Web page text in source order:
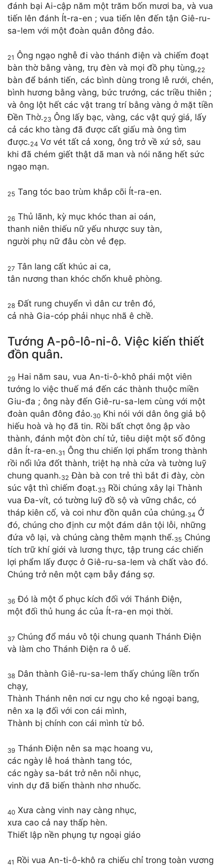
đánh bại Ai-cập năm một trăm bốn mươi ba, và vua
tiến lên đánh Ít-ra-en ; vua tiến lên đến tận Giê-ru-
sa-lem với một đoàn quân đông đảo.
21 Ông ngạo nghễ đi vào thánh điện và chiếm đoạt
bàn thờ bằng vàng, trụ đèn và mọi đồ phụ tùng,22
bàn để bánh tiến, các bình dùng trong lễ rưới, chén,
bình hương bằng vàng, bức trướng, các triều thiên ;
và ông lột hết các vật trang trí bằng vàng ở mặt tiền
Đền Thờ.23 Ông lấy bạc, vàng, các vật quý giá, lấy
cả các kho tàng đã được cất giấu mà ông tìm
được.24 Vơ vét tất cả xong, ông trở về xứ sở, sau
khi đã chém giết thật dã man và nói năng hết sức
ngạo mạn.
25 Tang tóc bao trùm khắp cõi Ít-ra-en.
26 Thủ lãnh, kỳ mục khóc than ai oán,
thanh niên thiếu nữ yếu nhược suy tàn,
người phụ nữ đâu còn vẻ đẹp.
27 Tân lang cất khúc ai ca,
tân nương than khóc chốn khuê phòng.
28 Đất rung chuyển vì dân cư trên đó,
cả nhà Gia-cóp phải nhục nhã ê chề.
Tướng A-pô-lô-ni-ô. Việc kiến thiết
đồn quân.
29 Hai năm sau, vua An-ti-ô-khô phái một viên
tướng lo việc thuế má đến các thành thuộc miền
Giu-đa ; ông này đến Giê-ru-sa-lem cùng với một
đoàn quân đông đảo.30 Khi nói với dân ông giả bộ
hiếu hoà và họ đã tin. Rồi bất chợt ông ập vào
thành, đánh một đòn chí tử, tiêu diệt một số đông
dân Ít-ra-en.31 Ông thu chiến lợi phẩm trong thành
rồi nổi lửa đốt thành, triệt hạ nhà cửa và tường luỹ
chung quanh.32 Đàn bà con trẻ thì bắt đi đày, còn
súc vật thì chiếm đoạt.33 Rồi chúng xây lại Thành
vua Đa-vít, có tường luỹ đồ sộ và vững chắc, có
tháp kiên cố, và coi như đồn quân của chúng.34 Ở
đó, chúng cho định cư một đám dân tội lỗi, những
đứa vô lại, và chúng càng thêm mạnh thế.35 Chúng
tích trữ khí giới và lương thực, tập trung các chiến
lợi phẩm lấy được ở Giê-ru-sa-lem và chất vào đó.
Chúng trở nên một cạm bẫy đáng sợ.
36 Đó là một ổ phục kích đối với Thánh Điện,
một đối thủ hung ác của Ít-ra-en mọi thời.
37 Chúng đổ máu vô tội chung quanh Thánh Điện
và làm cho Thánh Điện ra ô uế.
38 Dân thành Giê-ru-sa-lem thấy chúng liền trốn
chạy,
Thành Thánh nên nơi cư ngụ cho kẻ ngoại bang,
nên xa lạ đối với con cái mình,
Thành bị chính con cái mình từ bỏ.
39 Thánh Điện nên sa mạc hoang vu,
các ngày lễ hoá thành tang tóc,
các ngày sa-bát trở nên nỗi nhục,
vinh dự đã biến thành nhơ nhuốc.
40 Xưa càng vinh nay càng nhục,
xưa cao cả nay thấp hèn.
Thiết lập nền phụng tự ngoại giáo
41 Rồi vua An-ti-ô-khô ra chiếu chỉ trong toàn vương